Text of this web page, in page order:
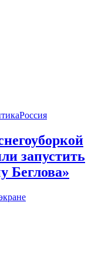
Россия
запустить
Беглова»